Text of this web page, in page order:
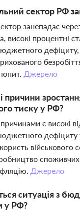
сектор РФ
занепадає
високі процентні
Джерело
причини
тиску у РФ?
є високі
дефіциту
військового
споживчих
Джерело
ситуація з
у РФ?